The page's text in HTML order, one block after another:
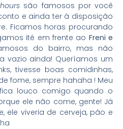
são famosos por você
e ainda ter à disposição
Ficamos horas procurando
ité em frente ao Freni e
do bairro, mas não
vazio ainda! Queríamos um
tivesse boas comidinhas,
fome, sempre hahaha ! Meu
louco comigo quando o
ele não come, gente! Já
ele viveria de cerveja, pão e